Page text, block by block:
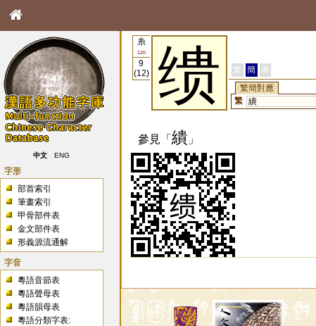
中文 ENG
字形
部首索引
筆畫索引
甲骨部件表
金文部件表
形義源流通解
字音
粵語音節表
粵語聲母表
粵語韻母表
粵語分類字表:
糸
120
9
(12)
缋 繁 簡
港
繁簡對應
繁 繢
參見「繢 」